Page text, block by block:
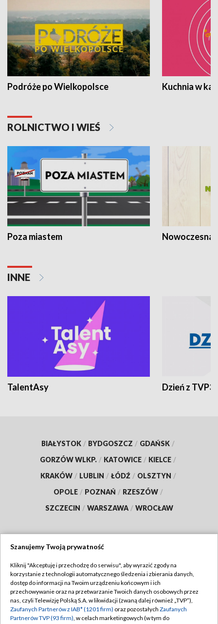
Podróże po Wielkopolsce Kuchnia w
ROLNICTWO I WIEŚ
Poza miastem Nowoczesna
INNE
TalentAsy Dzień z TVP3
BIAŁYSTOK / BYDGOSZCZ / GDAŃSK /
GORZÓW WLKP. / KATOWICE / KIELCE /
KRAKÓW / LUBLIN / ŁÓDŹ / OLSZTYN /
OPOLE / POZNAŃ / RZESZÓW /
SZCZECIN / WARSZAWA / WROCŁAW
TVP
Abonament TVP
Emisja w TVP
Regulamin TVP
Polityka prywatności
Szanujemy Twoją prywatność
Kliknij "Akceptuję i przechodzę do serwisu", aby wyrazić zgody na
korzystanie z technologii automatycznego śledzenia i zbierania danych,
dostęp do informacji na Twoim urządzeniu końcowym i ich
przechowywanie oraz na przetwarzanie Twoich danych osobowych przez
nas, czyli Telewizję Polską S.A. w likwidacji (zwaną dalej również „TVP”),
Zaufanych Partnerów z IAB* (1201 firm) oraz pozostałych Zaufanych
Partnerów TVP (93 firm), w celach marketingowych (w tym do